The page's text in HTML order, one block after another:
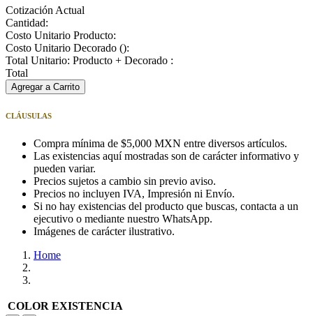
Cotización Actual
Cantidad:
Costo Unitario Producto:
Costo Unitario Decorado ():
Total Unitario: Producto + Decorado :
Total
Agregar a Carrito
CLÁUSULAS
Compra mínima de $5,000 MXN entre diversos artículos.
Las existencias aquí mostradas son de carácter informativo y
pueden variar.
Precios sujetos a cambio sin previo aviso.
Precios no incluyen IVA, Impresión ni Envío.
Si no hay existencias del producto que buscas, contacta a un
ejecutivo o mediante nuestro WhatsApp.
Imágenes de carácter ilustrativo.
Home
COLOR EXISTENCIA